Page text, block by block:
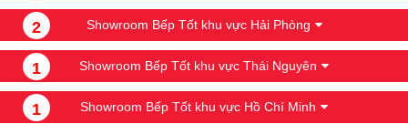
2 Showroom Bếp Tốt khu vực Hải Phòng
1 Showroom Bếp Tốt khu vực Thái Nguyên
1 Showroom Bếp Tốt khu vực Hồ Chí Minh